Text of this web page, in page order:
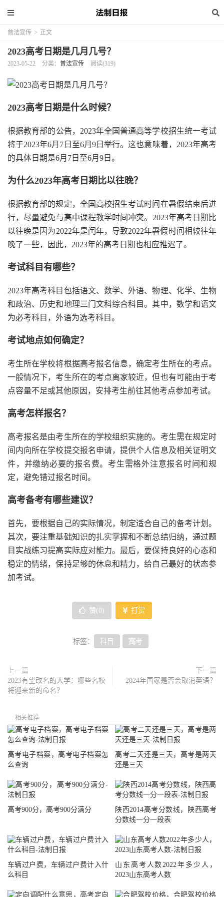
普法宣传 > 正文
2023高考日期是几月几号？
2023-05-22 分类： 普法宣传 阅读(319)
2023高考日期是什么时候？
根据教育部的公告，2023年全国普通高等学校招生统一考试
将于2023年6月7日至6月9日举行。这也意味着，2023年高考
的具体日期是6月7日至6月9日。
为什么2023年高考日期比以往晚？
根据教育部的规定，全国高校招生考试时间在暑假结束后进
行，尽量避免与高中课程教学时间冲突。2023年高考日期比
以往晚是因为2022年是闰年，导致2022年暑假时间相较往年
晚了一些，因此，2023年的高考日期也相应推迟了。
考试科目有哪些？
2023年高考科目包括语文、数学、外语、物理、化学、生物
和政治、历史和地理三门文科综合科目。其中，数学和语文
为必考科目，外语为选考科目。
考试地点如何确定？
考生所在学校将根据高考报名信息，确定考生所在的考点。
一般情况下，考生所在的考点离家较近，但也有可能由于考
点容量不足或其他原因，安排考生前往其他考点参加考试。
高考怎样报名？
高考报名是由考生所在的学校组织实施的。考生需在规定时
间内向所在学校提交报名申请，提供个人信息及相关证明文
件，并缴纳必要的报名费。考生需格外注意报名时间和规
定，避免错过报名时间。
高考备考有哪些建议？
首先，要根据自己的实际情况，制定适合自己的备考计划。
其次，要注重基础知识的扎实掌握和不断总结归纳，通过题
目实战练习提高实际应对能力。最后，要保持良好的心态和
稳定的情绪，保持足够的休息和精力，给自己最好的状态参
加考试。
赞( 0 ) 打赏
标签： 科目 高考
上一篇
2023有望改名的大学：哪些名校
将迎来新的命名？
下一篇
2024年国家是否会取消英语？
相关推荐
高考电子档案，高考电子档案怎
么查询
高考二天还是三天，高考是两天
还是三天
高考900分，高考900分满分
陕西2014高考分数线，陕西高考
分数线一分一段表
车辆过户费，车辆过户费计入什
么科目
山东高考人数2022年多少人，
2023山东高考人数